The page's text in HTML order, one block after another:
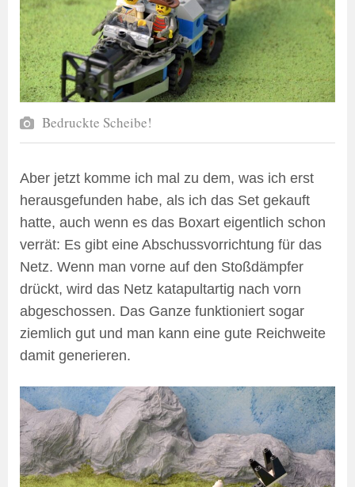
Bedruckte Scheibe!
Aber jetzt komme ich mal zu dem, was ich erst
herausgefunden habe, als ich das Set gekauft
hatte, auch wenn es das Boxart eigentlich schon
verrät: Es gibt eine Abschussvorrichtung für das
Netz. Wenn man vorne auf den Stoßdämpfer
drückt, wird das Netz katapultartig nach vorn
abgeschossen. Das Ganze funktioniert sogar
ziemlich gut und man kann eine gute Reichweite
damit generieren.